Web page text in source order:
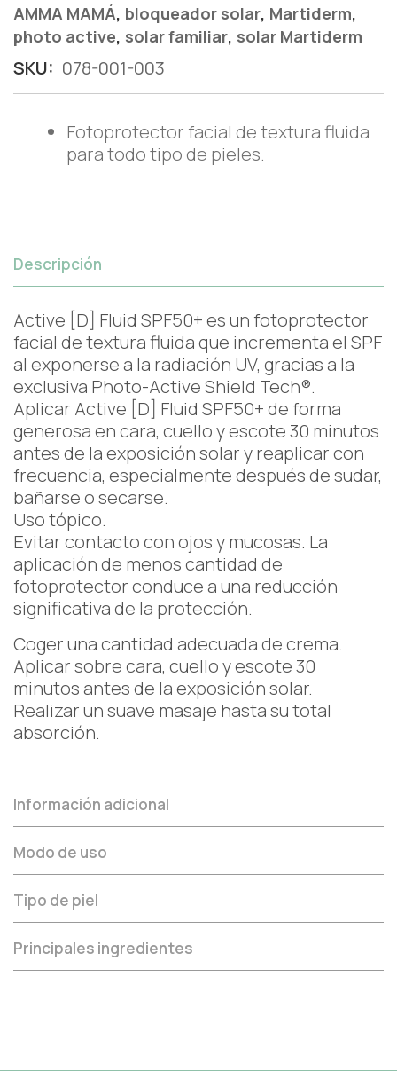
AMMA MAMÁ, bloqueador solar, Martiderm,
photo active, solar familiar, solar Martiderm
SKU: 078-001-003
Fotoprotector facial de textura fluida
para todo tipo de pieles.
Descripción
Active [D] Fluid SPF50+ es un fotoprotector
facial de textura fluida que incrementa el SPF
al exponerse a la radiación UV, gracias a la
exclusiva Photo-Active Shield Tech®.
Aplicar Active [D] Fluid SPF50+ de forma
generosa en cara, cuello y escote 30 minutos
antes de la exposición solar y reaplicar con
frecuencia, especialmente después de sudar,
bañarse o secarse.
Uso tópico.
Evitar contacto con ojos y mucosas. La
aplicación de menos cantidad de
fotoprotector conduce a una reducción
significativa de la protección.
Coger una cantidad adecuada de crema.
Aplicar sobre cara, cuello y escote 30
minutos antes de la exposición solar.
Realizar un suave masaje hasta su total
absorción.
Información adicional
Modo de uso
Tipo de piel
Principales ingredientes